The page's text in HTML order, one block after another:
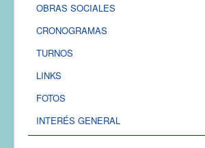
OBRAS SOCIALES
CRONOGRAMAS
TURNOS
LINKS
FOTOS
INTERÉS GENERAL